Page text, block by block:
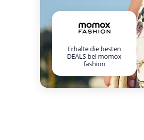
Erhalte die besten
DEALS bei momox
fashion